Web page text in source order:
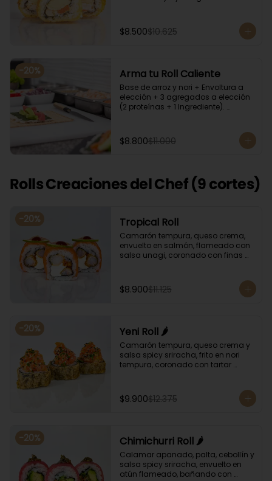
$8.500$10.625
-20% Arma tu Roll Caliente
Base de arroz y nori + Envoltura a
elección + 3 agregados a elección
(2 proteínas + 1 Ingrediente).
$8.800$11.000
Rolls Creaciones del Chef (9 cortes)
-20% Tropical Roll
Camarón tempura, queso crema,
envuelto en salmón, flameado con
salsa unagi, coronado con finas
$8.900$11.125
-20% Yeni Roll 🌶️
Camarón tempura, queso crema y
salsa spicy sriracha, frito en nori
tempura, coronado con tartar
$9.900$12.375
-20% Chimichurri Roll 🌶️
Calamar apanado, palta, cebollín y
salsa spicy sriracha, envuelto en
atún flameado, bañando con